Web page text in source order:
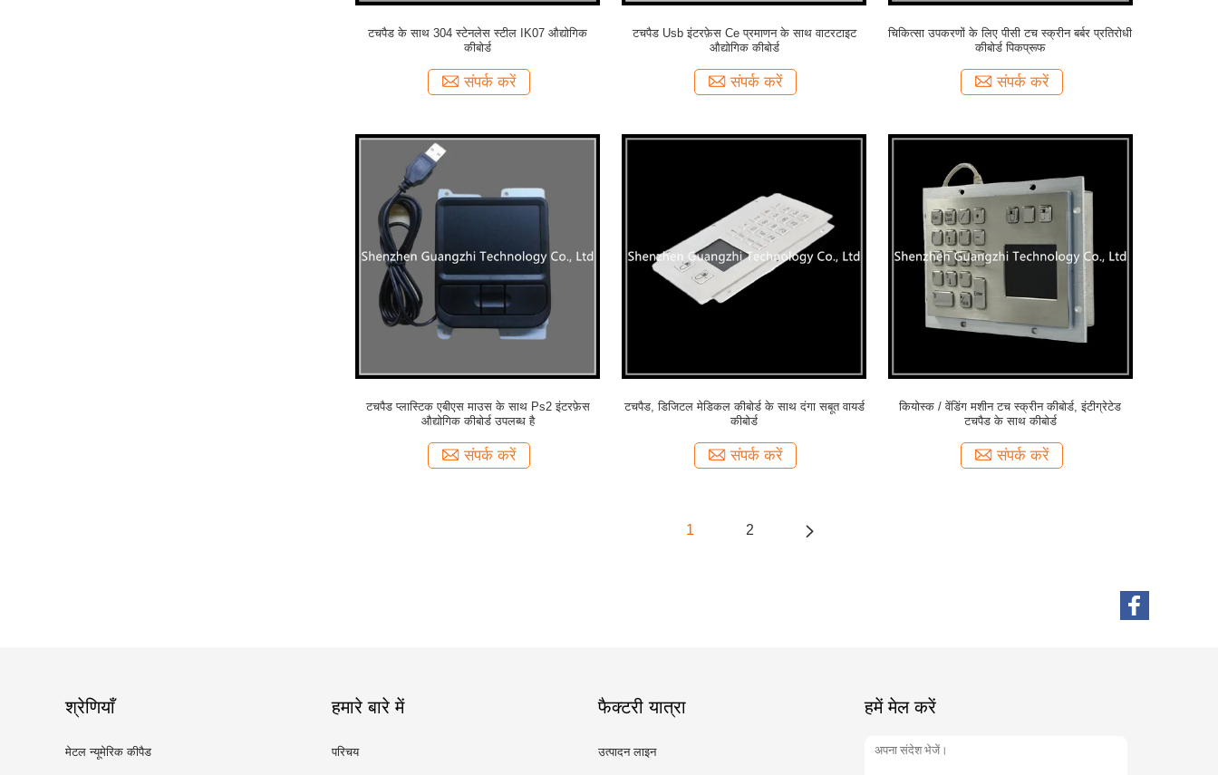
टचपैड के साथ 304 स्टेनलेस स्टील IK07 औद्योगिक
कीबोर्ड
संपर्क करें
टचपैड Usb इंटरफ़ेस Ce प्रमाणन के साथ वाटरटाइट
औद्योगिक कीबोर्ड
संपर्क करें
चिकित्सा उपकरणों के लिए पीसी टच स्क्रीन बर्बर प्रतिरोधी
कीबोर्ड पिकप्रूफ
संपर्क करें
टचपैड प्लास्टिक एबीएस माउस के साथ Ps2 इंटरफ़ेस
औद्योगिक कीबोर्ड उपलब्ध है
संपर्क करें
टचपैड, डिजिटल मेडिकल कीबोर्ड के साथ दंगा सबूत वायर्ड
कीबोर्ड
संपर्क करें
कियोस्क / वेंडिंग मशीन टच स्क्रीन कीबोर्ड, इंटीग्रेटेड
टचपैड के साथ कीबोर्ड
संपर्क करें
1 2
श्रेणियाँ
मेटल न्यूमेरिक कीपैड
हमारे बारे में
परिचय
फैक्टरी यात्रा
उत्पादन लाइन
हमें मेल करें